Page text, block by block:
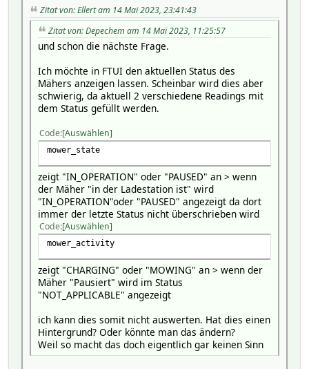
Zitat von: Ellert am 14 Mai 2023, 23:41:43
Zitat von: Depechem am 14 Mai 2023, 11:25:57
und schon die nächste Frage.
Ich möchte in FTUI den aktuellen Status des
Mähers anzeigen lassen. Scheinbar wird dies aber
schwierig, da aktuell 2 verschiedene Readings mit
dem Status gefüllt werden.
Code Auswählen
mower_state
zeigt "IN_OPERATION" oder "PAUSED" an > wenn
der Mäher "in der Ladestation ist" wird
"IN_OPERATION"oder "PAUSED" angezeigt da dort
immer der letzte Status nicht überschrieben wird
Code Auswählen
mower_activity
zeigt "CHARGING" oder "MOWING" an > wenn der
Mäher "Pausiert" wird im Status
"NOT_APPLICABLE" angezeigt
ich kann dies somit nicht auswerten. Hat dies einen
Hintergrund? Oder könnte man das ändern?
Weil so macht das doch eigentlich gar keinen Sinn